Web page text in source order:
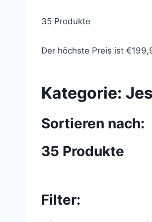
35 Produkte
Der höchste Preis ist
Kategorie:
Sortieren nach:
35 Produkte
Filter: